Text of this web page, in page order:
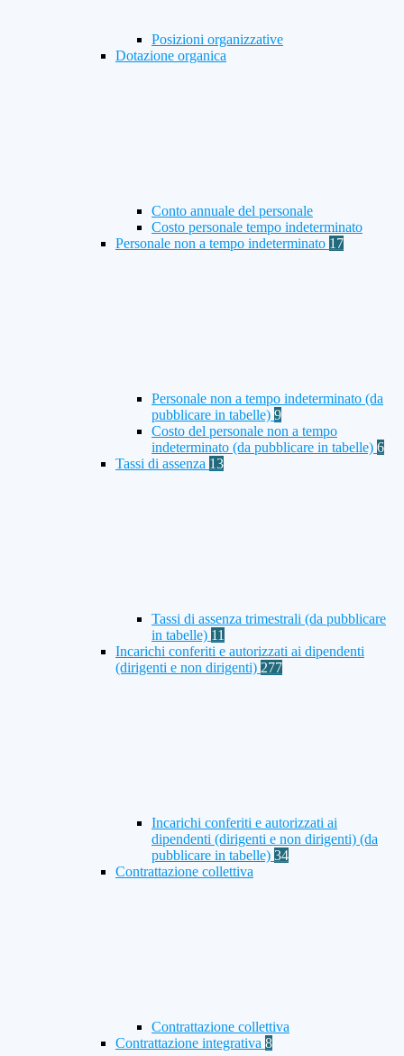
Posizioni organizzative
Dotazione organica
Conto annuale del personale
Costo personale tempo indeterminato
Personale non a tempo indeterminato 17
Personale non a tempo indeterminato (da
pubblicare in tabelle) 9
Costo del personale non a tempo
indeterminato (da pubblicare in tabelle) 6
Tassi di assenza 13
Tassi di assenza trimestrali (da pubblicare
in tabelle) 11
Incarichi conferiti e autorizzati ai dipendenti
(dirigenti e non dirigenti) 277
Incarichi conferiti e autorizzati ai
dipendenti (dirigenti e non dirigenti) (da
pubblicare in tabelle) 34
Contrattazione collettiva
Contrattazione collettiva
Contrattazione integrativa 8